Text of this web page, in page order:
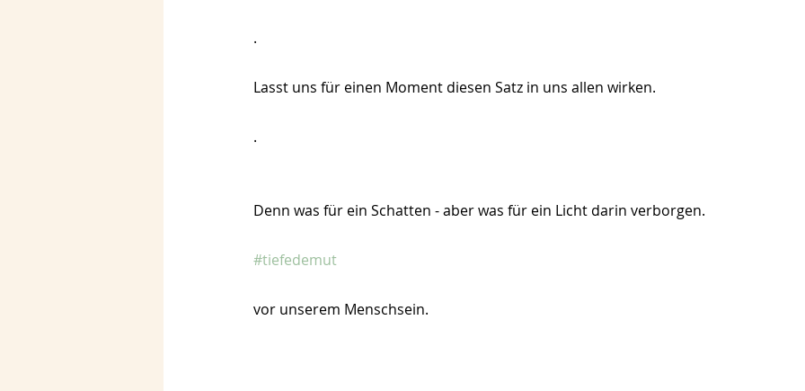
.
Lasst uns für einen Moment diesen Satz in uns allen wirken.
.
Denn was für ein Schatten - aber was für ein Licht darin verborgen.
#tiefedemut
vor unserem Menschsein.